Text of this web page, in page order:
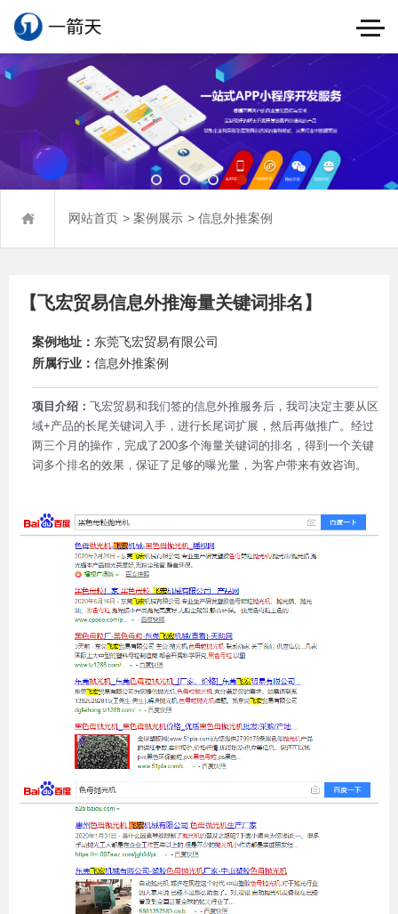
网站首页 > 案例展示 > 信息外推案例
【飞宏贸易信息外推海量关键词排名】
案例地址： 东莞飞宏贸易有限公司
所属行业： 信息外推案例
项目介绍： 飞宏贸易和我们签的信息外推服务后，我司决定主要从区
域+产品的长尾关键词入手，进行长尾词扩展，然后再做推广。经过
两三个月的操作，完成了200多个海量关键词的排名，得到一个关键
词多个排名的效果，保证了足够的曝光量，为客户带来有效咨询。